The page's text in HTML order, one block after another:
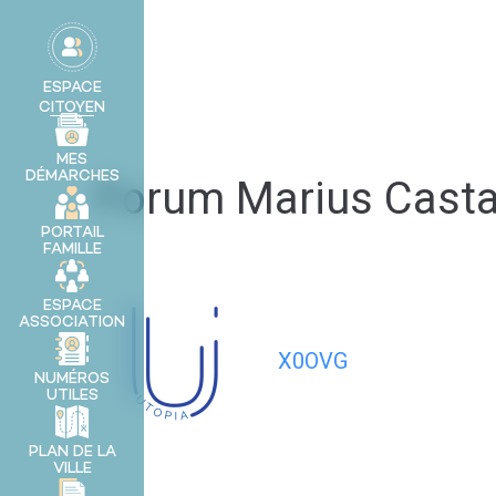
principal
ESPACE
CITOYEN
MES
DÉMARCHES
PORTAIL
FAMILLE
ESPACE
ASSOCIATION
NUMÉROS
UTILES
PLAN DE LA
VILLE
Forum Marius
X0OVG